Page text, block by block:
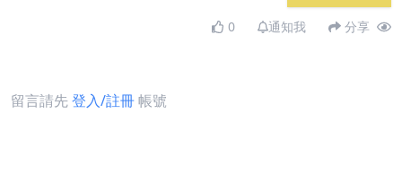
0 通知我 分享
留言請先登入/註冊帳號